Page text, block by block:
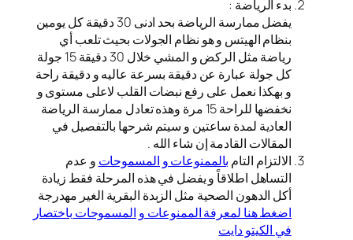
بدء الرياضة :
يفضل ممارسة الرياضة بحد ادنى 30 دقيقة كل يومين
بنظام الهيتس و هو نظام الجولات بحيث تلعب أي
رياضة مثل الركض و المشي خلال 30 دقيقة 15 جولة
كل جولة عبارة عن دقيقة بسرعة عاليه و دقيقة راحة
و بهكذا نعمل على رفع نبضات القلب لاعلى مستوى و
نخفضها للراحة 15 مرة وهذه تعادل ممارسة الرياضة
العادية لمدة ساعتين و سيتم شرحها بالتفصيل في
المقالات القادمة إن شاء الله .
الالتزام التام بالممنوعات و المسموحات و عدم
التساهل اطلاقاً و يفضل في هذه المرحلة فقط زيادة
أكل الدهون الصحية مثل الزبدة البقرية الغير مهدرجة
اضغط هنا لمعرفة الممنوعات و المسموحات باختصار
في الكيتو دايت